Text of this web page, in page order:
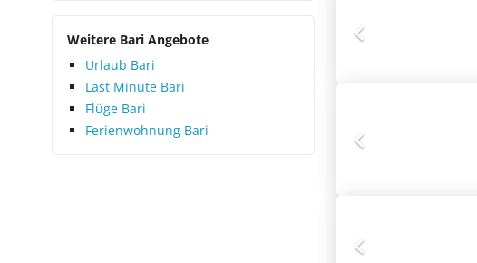
Weitere Bari Angebote
Urlaub Bari
Last Minute Bari
Flüge Bari
Ferienwohnung Bari